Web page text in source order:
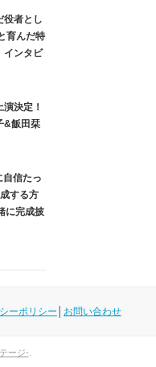
役者とし
育んだ特
インタビ
決定！
&飯田栞
自信たっ
する方
に完成披
ーポリシー お問い合わせ
ージ-